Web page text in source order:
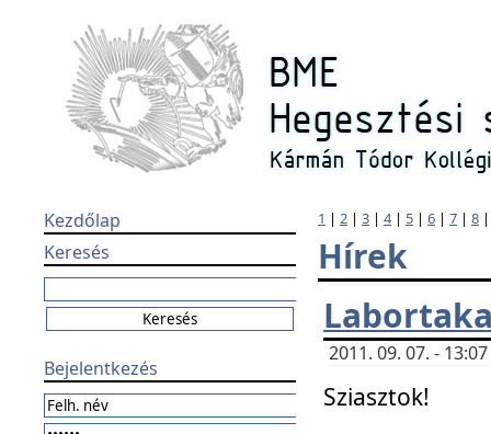
Kezdőlap
Keresés
Bejelentkezés
1 | 2 | 3 | 4| 5 | 6 | 7 | 8
Hírek
2011. 09. 07. -
Sziasztok!